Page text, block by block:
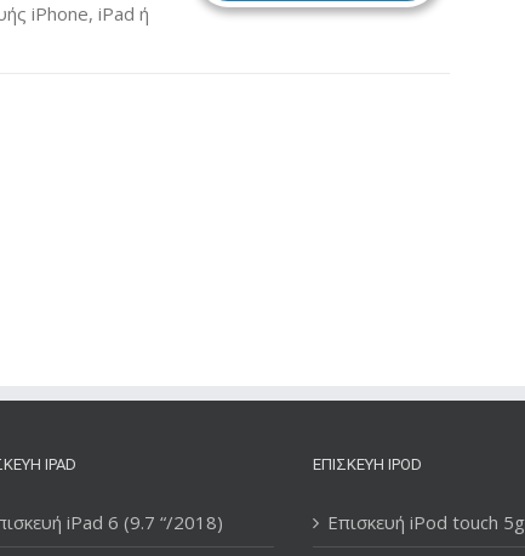
iPhone, iPad ή
IPAD
iPad 6 (9.7 “/2018)
ΕΠΙΣΚΕΥΉ IPOD
Επισκευή iPod touch 5g